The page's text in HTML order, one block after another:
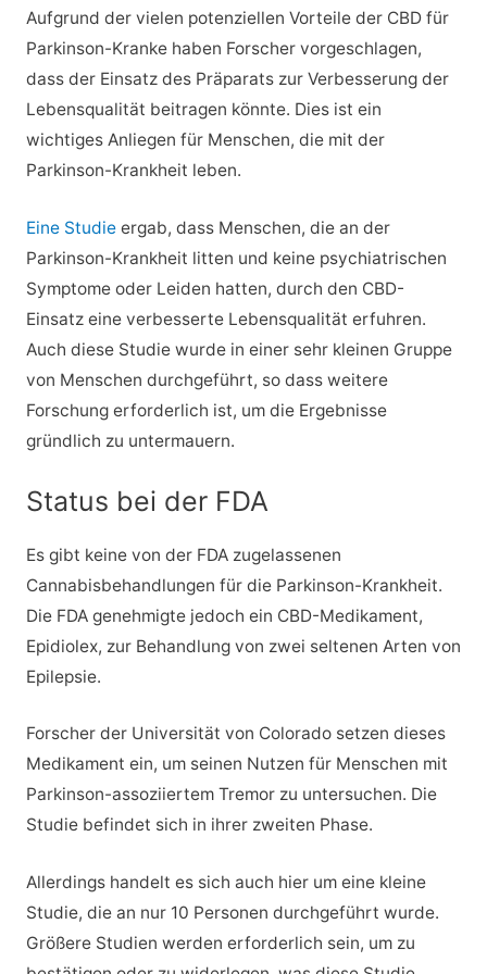
Aufgrund der vielen potenziellen Vorteile der CBD für
Parkinson-Kranke haben Forscher vorgeschlagen,
dass der Einsatz des Präparats zur Verbesserung der
Lebensqualität beitragen könnte. Dies ist ein
wichtiges Anliegen für Menschen, die mit der
Parkinson-Krankheit leben.
Eine Studieergab, dass Menschen, die an der
Parkinson-Krankheit litten und keine psychiatrischen
Symptome oder Leiden hatten, durch den CBD-
Einsatz eine verbesserte Lebensqualität erfuhren.
Auch diese Studie wurde in einer sehr kleinen Gruppe
von Menschen durchgeführt, so dass weitere
Forschung erforderlich ist, um die Ergebnisse
gründlich zu untermauern.
Status bei der FDA
Es gibt keine von der FDA zugelassenen
Cannabisbehandlungen für die Parkinson-Krankheit.
Die FDA genehmigte jedoch ein CBD-Medikament,
Epidiolex, zur Behandlung von zwei seltenen Arten von
Epilepsie.
Forscher der Universität von Colorado setzen dieses
Medikament ein, um seinen Nutzen für Menschen mit
Parkinson-assoziiertem Tremor zu untersuchen. Die
Studie befindet sich in ihrer zweiten Phase.
Allerdings handelt es sich auch hier um eine kleine
Studie, die an nur 10 Personen durchgeführt wurde.
Größere Studien werden erforderlich sein, um zu